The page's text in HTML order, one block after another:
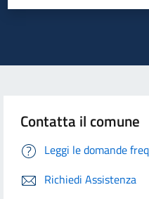
Contatta il comune
Leggi le domande
Richiedi Assistenza